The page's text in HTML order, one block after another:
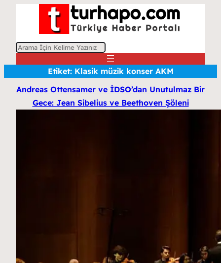
A
Etiket: Klasik müzik konser AKM
Andreas Ottensamer ve İDSO’dan Unutulmaz Bir
Gece: Jean Sibelius ve Beethoven Şöleni